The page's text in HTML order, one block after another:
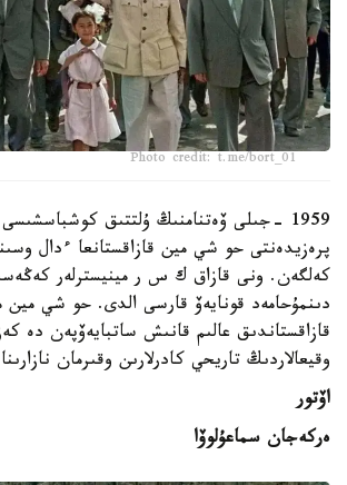
Photo credit: t.me/bort_01
1959 -جىلى ۆەتنامنىڭ ۇلتتىق
پرەزيدەنتى حو شي مين قازاقستانعا ءدال
كەلگەن. ونى قازاق ك س ر مينيسترلەر
دىنمۇحامەد قونايەۆ قارسى الدى. حو شي مين
قازاقستاندىق عالىم قانىش ساتبايەۆپەن دە
وقيعالاردىڭ تاريحي كادرلارىن وقىرمان
اۆتور
ەركەجان سماعۇلوۆا